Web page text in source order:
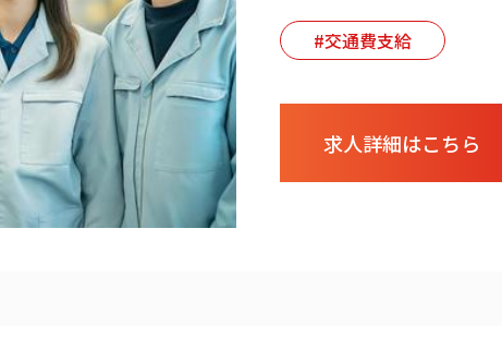
#交通費支給
求人詳細はこちら